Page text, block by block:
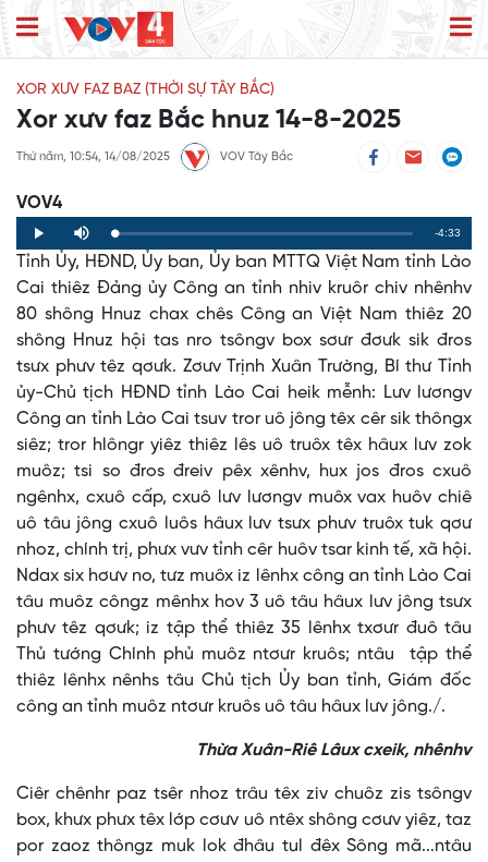
XOR XƯV FAZ BAZ (THỜI SỰ TÂY BẮC)
Xor xưv faz Bắc hnuz 14-8-2025
Thứ năm, 10:54, 14/08/2025 VOV Tây Bắc
VOV4
Play Mute Loaded:
0%
Progress:
0%
Remaining
Time
-4:33
Tỉnh Ủy, HĐND, Ủy ban, Ủy ban MTTQ Việt Nam tỉnh Lào
Cai thiêz Đảng ủy Công an tỉnh nhiv kruôr chiv nhênhv
80 shông Hnuz chax chês Công an Việt Nam thiêz 20
shông Hnuz hội tas nro tsôngv box sơưr đơưk sik đros
tsưx phưv têz qơưk. Zơưv Trịnh Xuân Trường, Bí thư Tỉnh
ủy-Chủ tịch HĐND tỉnh Lào Cai heik mễnh: Lưv lươngv
Công an tỉnh Lào Cai tsuv tror uô jông têx cêr sik thôngx
siêz; tror hlôngr yiêz thiêz lês uô truôx têx hâux lưv zok
muôz; tsi so đros đreiv pêx xênhv, hux jos đros cxuô
ngênhx, cxuô cấp, cxuô lưv lươngv muôx vax huôv chiê
uô tâu jông cxuô luôs hâux lưv tsưx phưv truôx tuk qơư
nhoz, chính trị, phưx vưv tỉnh cêr huôv tsar kinh tế, xã hội.
Ndax six hơưv no, tưz muôx iz lênhx công an tỉnh Lào Cai
tâu muôz côngz mênhx hov 3 uô tâu hâux lưv jông tsưx
phưv têz qơưk; iz tập thể thiêz 35 lênhx txơưr đuô tâu
Thủ tướng Chính phủ muôz ntơưr kruôs; ntâu tập thể
thiêz lênhx nênhs tâu Chủ tịch Ủy ban tỉnh, Giám đốc
công an tỉnh muôz ntơưr kruôs uô tâu hâux lưv jông./.
Thừa Xuân-Riê Lâux cxeik, nhênhv
Ciêr chênhr paz tsêr nhoz trâu têx ziv chuôz zis tsôngv
box, khưx phưx têx lớp cơưv uô ntêx shông cơưv yiêz, taz
por zaoz thôngz muk lok đhâu tul đêx Sông mã...ntâu